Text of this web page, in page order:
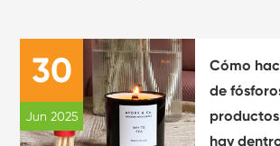
30
Jun 2025
Cómo
de
hay